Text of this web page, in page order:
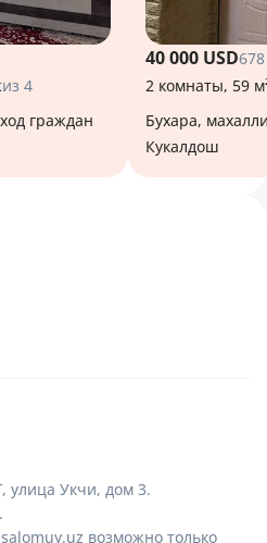
из 4
40 000 USD
2 комнаты, 59
Бухара, махаллинский сход граждан
Кукалдош
улица Укчи, дом 3.
возможно только